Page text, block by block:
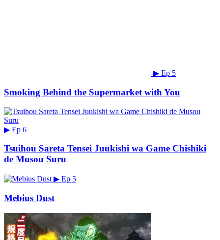
▶ Ep 5
Smoking Behind the Supermarket with You
▶ Ep 6
Tsuihou Sareta Tensei Juukishi wa Game Chishiki
de Musou Suru
▶ Ep 5
Mebius Dust